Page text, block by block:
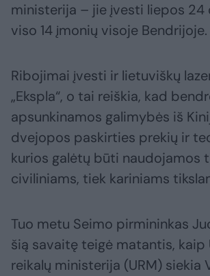
ministerija – jie įvesti liepos 24
viso 14 įmonių visoje Bendrijoje.
Ribojimai įvesti ir lietuviškų
„Ekspla“, o tai reiškia, kad
apsunkinamos galimybės iš
dvejopos paskirties prekių ir
kurios galėtų būti naudojamos
civiliniams, tiek kariniams
Tuo metu Seimo pirmininkas
šią savaitę teigė matantis, kaip
reikalų ministerija (URM) siekia